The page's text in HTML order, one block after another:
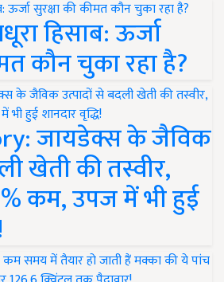
हिसाब: ऊर्जा
कौन चुका रहा है?
जायडेक्स के जैविक
खेती की तस्वीर,
कम, उपज में भी हुई